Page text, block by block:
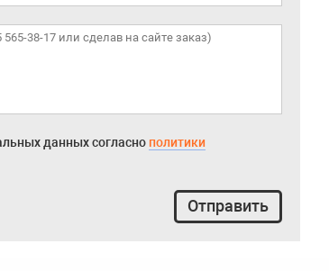
данных согласно политики
Отправить